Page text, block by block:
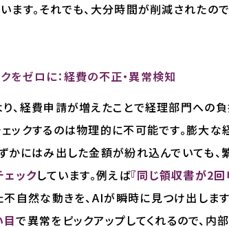
ます。それでも、大分時間が削減されたの
をゼロに：経費の不正・異常検知
、経費申請が増えたことで経理部門への
ックするのは物理的に不可能です。膨大
かにはみ出した金額が紛れ込んでいても、
ックしています。例えば『同じ領収書が2
不自然な動きを、AIが瞬時に見つけ出しま
目で異常をピックアップしてくれるので、